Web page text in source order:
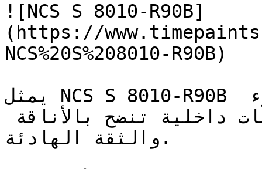
![NCS S 8010-R90B]
(https://
NCS%20S%208010-R90B)
يمثل NCS S 8010-R90B اندماج الأزرق العميق مع الهدوء
والثقة الهادئة.